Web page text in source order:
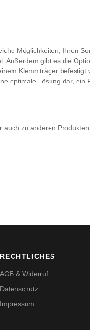
Möglichkeiten, Ihren
Außerdem gibt es die
Klemmträger
optimale Lösung dar,
zu anderen
RECHTLICHES
AGB & Widerruf
Datenschutz
Impressum